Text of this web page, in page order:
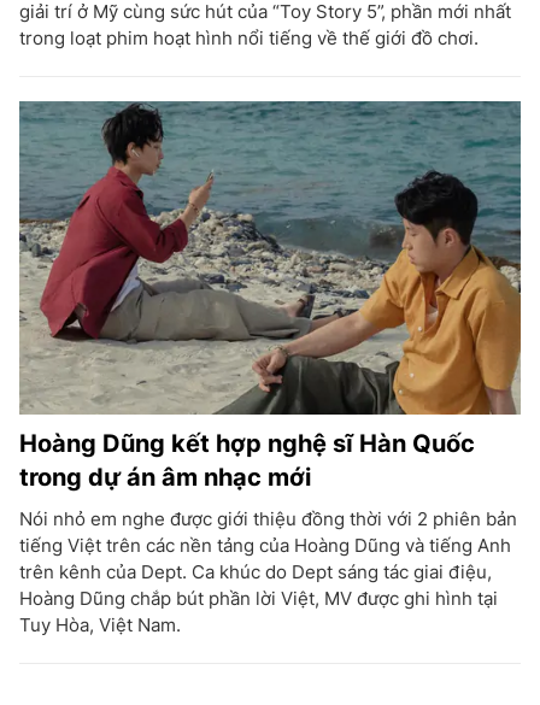
giải trí ở Mỹ cùng sức hút của “Toy Story 5”, phần mới nhất
trong loạt phim hoạt hình nổi tiếng về thế giới đồ chơi.
Hoàng Dũng kết hợp nghệ sĩ Hàn Quốc
trong dự án âm nhạc mới
Nói nhỏ em nghe được giới thiệu đồng thời với 2 phiên bản
tiếng Việt trên các nền tảng của Hoàng Dũng và tiếng Anh
trên kênh của Dept. Ca khúc do Dept sáng tác giai điệu,
Hoàng Dũng chắp bút phần lời Việt, MV được ghi hình tại
Tuy Hòa, Việt Nam.